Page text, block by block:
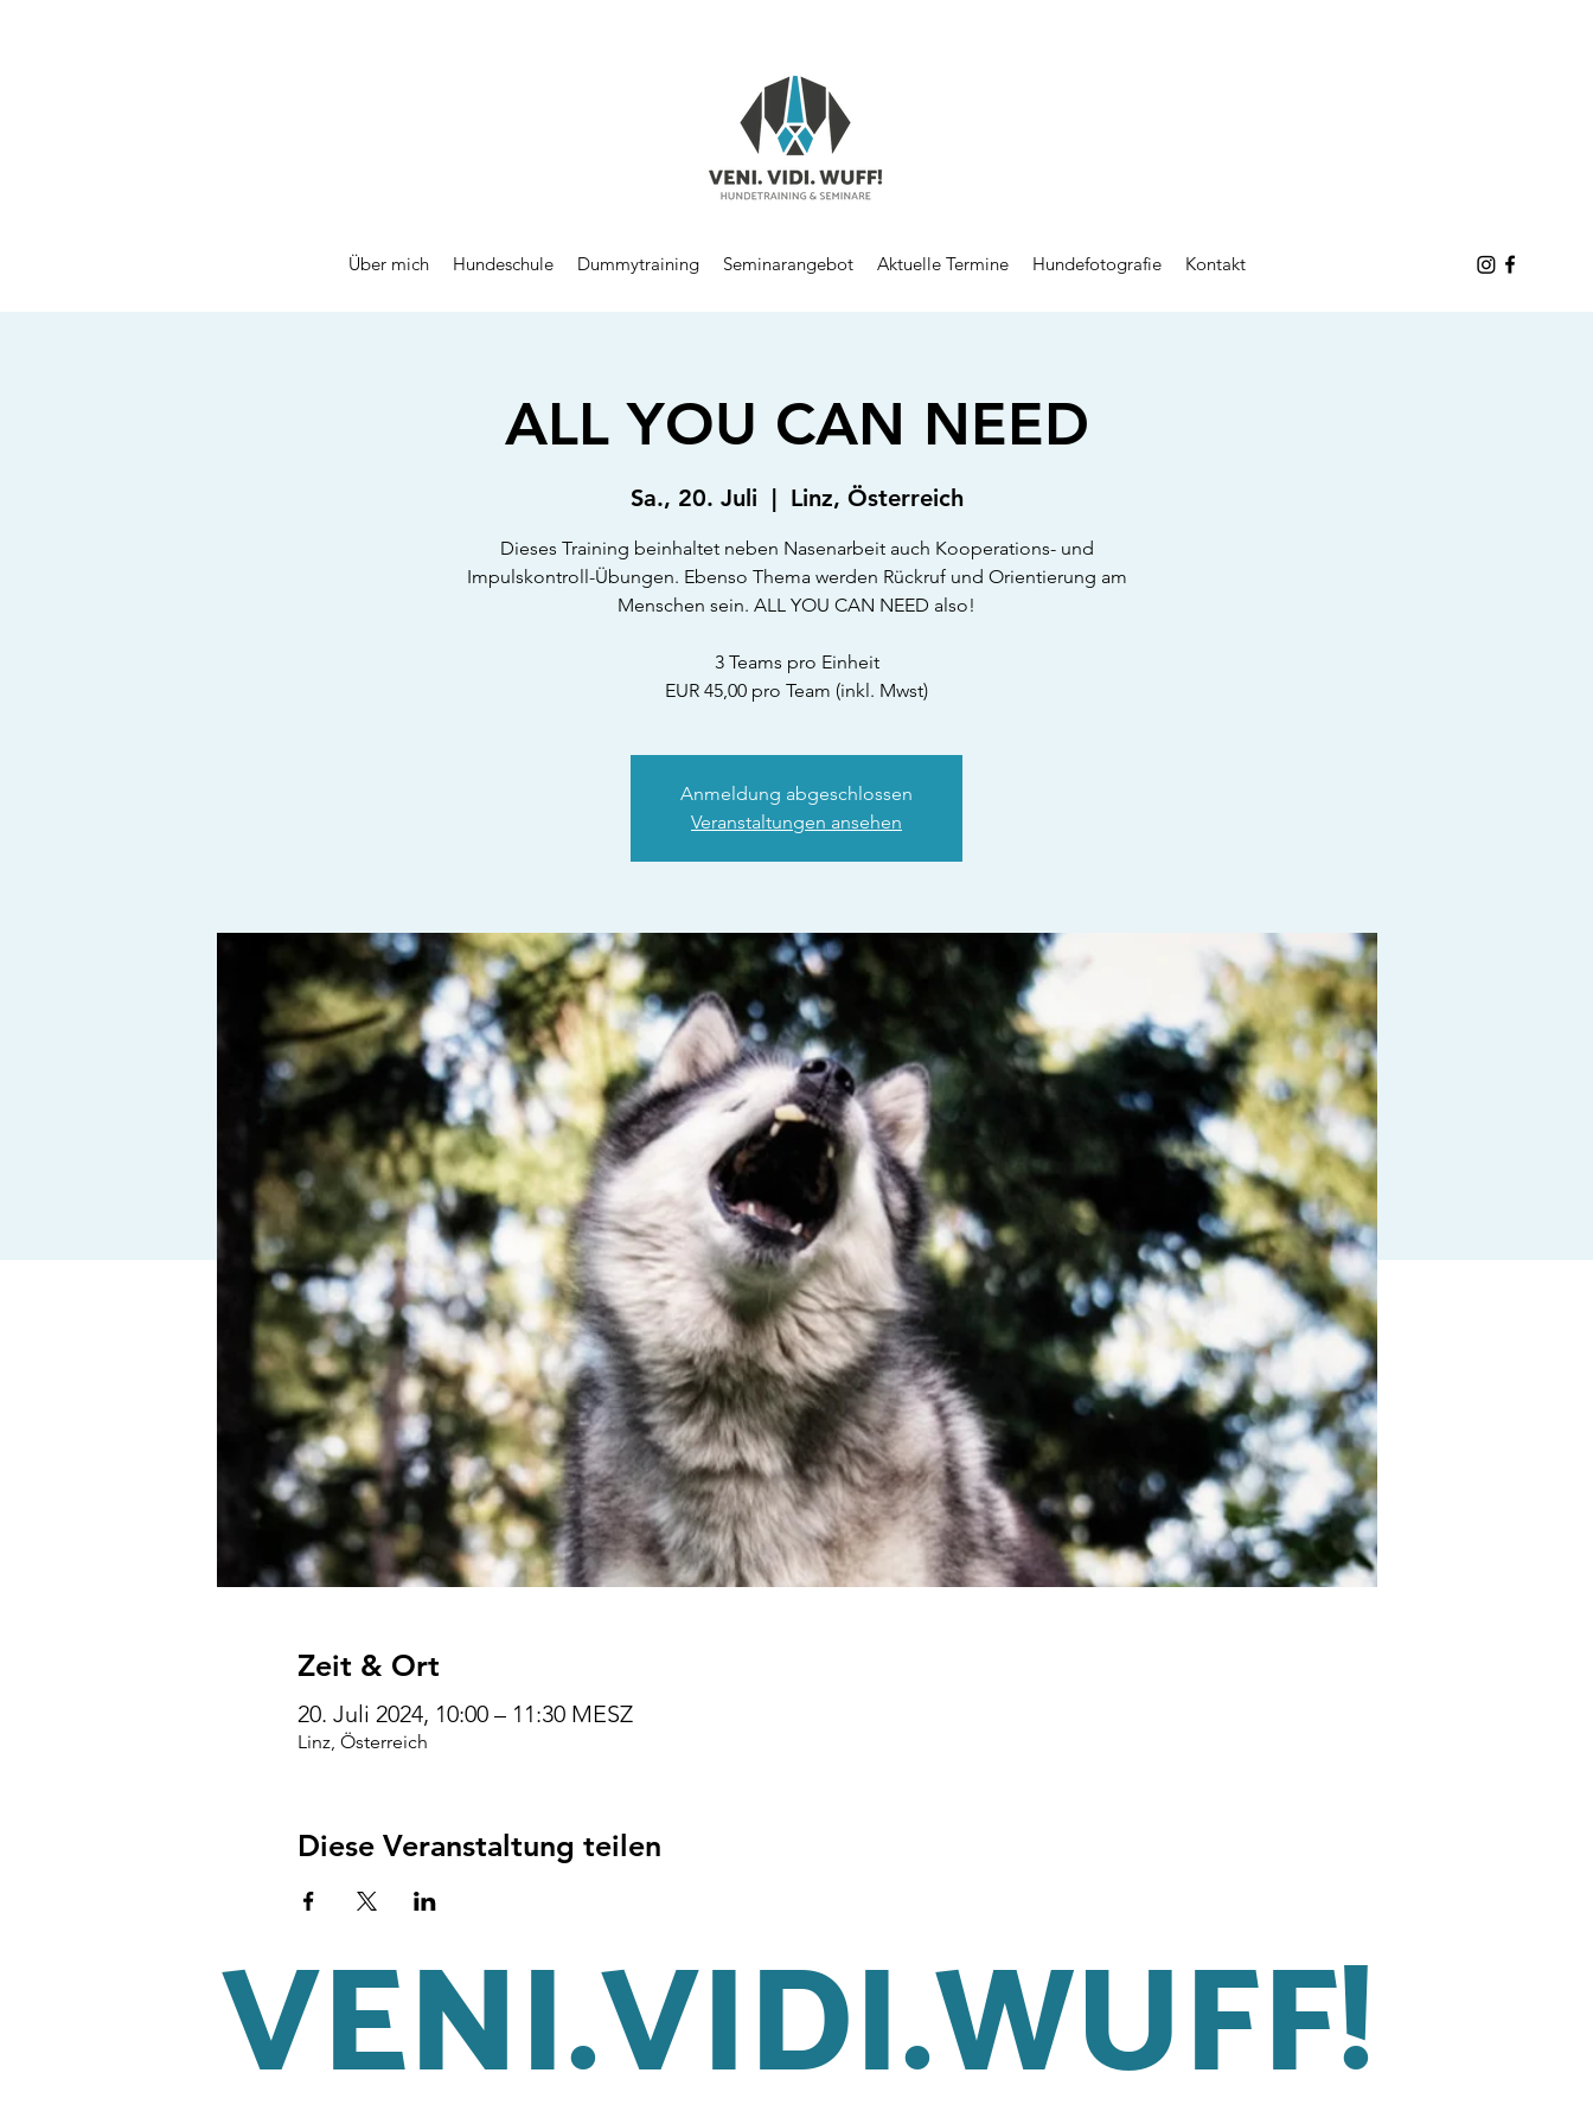
Über mich Hundeschule Dummytraining Seminarangebot Aktuelle Termine Hundefotografie Kontakt
ALL YOU CAN NEED
Sa., 20. Juli
  |
Linz, Österreich
Dieses Training beinhaltet neben Nasenarbeit auch Kooperations- und
Impulskontroll-Übungen. Ebenso Thema werden Rückruf und Orientierung am
Menschen sein. ALL YOU CAN NEED also!
3 Teams pro Einheit
EUR 45,00 pro Team (inkl. Mwst)
Anmeldung abgeschlossen
Veranstaltungen ansehen
Zeit & Ort
20. Juli 2024, 10:00 – 11:30 MESZ
Linz, Österreich
Diese Veranstaltung teilen
VENI.VIDI.WUFF!